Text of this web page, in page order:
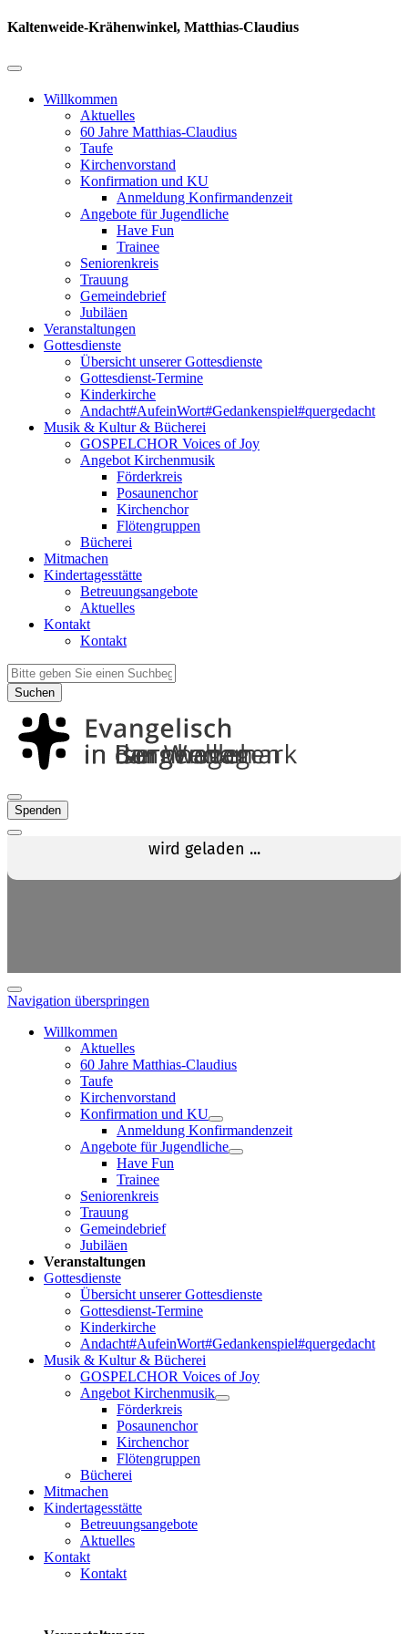
Kaltenweide-Krähenwinkel, Matthias-Claudius
Willkommen
Aktuelles
60 Jahre Matthias-Claudius
Taufe
Kirchenvorstand
Konfirmation und KU
Anmeldung Konfirmandenzeit
Angebote für Jugendliche
Have Fun
Trainee
Seniorenkreis
Trauung
Gemeindebrief
Jubiläen
Veranstaltungen
Gottesdienste
Übersicht unserer Gottesdienste
Gottesdienst-Termine
Kinderkirche
Andacht#AufeinWort#Gedankenspiel#quergedacht
Musik & Kultur & Bücherei
GOSPELCHOR Voices of Joy
Angebot Kirchenmusik
Förderkreis
Posaunenchor
Kirchenchor
Flötengruppen
Bücherei
Mitmachen
Kindertagesstätte
Betreuungsangebote
Aktuelles
Kontakt
Kontakt
Suchen
Spenden
Navigation überspringen
Willkommen
Aktuelles
60 Jahre Matthias-Claudius
Taufe
Kirchenvorstand
Konfirmation und KU
Anmeldung Konfirmandenzeit
Angebote für Jugendliche
Have Fun
Trainee
Seniorenkreis
Trauung
Gemeindebrief
Jubiläen
Veranstaltungen
Gottesdienste
Übersicht unserer Gottesdienste
Gottesdienst-Termine
Kinderkirche
Andacht#AufeinWort#Gedankenspiel#quergedacht
Musik & Kultur & Bücherei
GOSPELCHOR Voices of Joy
Angebot Kirchenmusik
Förderkreis
Posaunenchor
Kirchenchor
Flötengruppen
Bücherei
Mitmachen
Kindertagesstätte
Betreuungsangebote
Aktuelles
Kontakt
Kontakt